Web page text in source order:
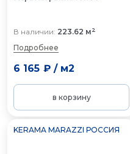
В наличии: 223.62 м2
Подробнее
6 165 ₽/ м2
в корзину
KERAMA MARAZZI РОССИЯ